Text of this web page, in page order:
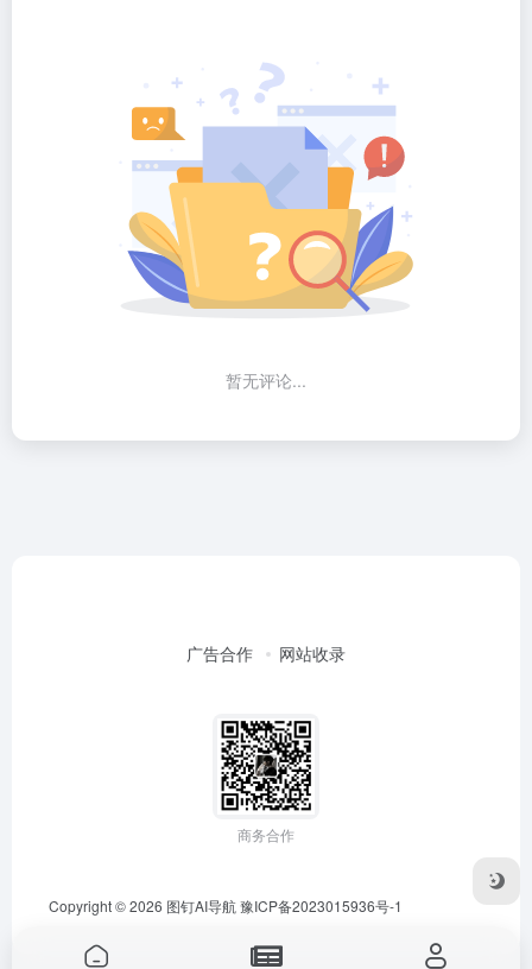
暂无评论...
广告合作 网站收录
商务合作
Copyright © 2026 图钉AI导航豫ICP备2023015936号-1